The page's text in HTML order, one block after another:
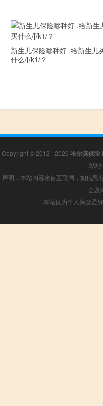
新生儿保险哪种好 ,给新生儿
什么/[/k1/？
Copyright © 2012 - 2026 哈尔滨保险
站地
声明：本站内容来自互联网，如信息
会及
本站仅为个人兴趣爱